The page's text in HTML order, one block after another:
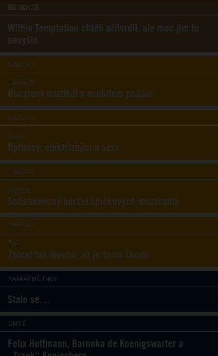
RECENZE
Within Temptation chtěli přitvrdit, ale moc jim to
nevyšlo
NAŽIVO
Laibach
Oscarový muzikál v osobitém podání
NAŽIVO
Slash
Upřímný, elektrizující a sexy
NAŽIVO
Algiers
Sofistikovaný bordel špičkových muzikantů
NAŽIVO
Zaz
Zpívat tak dlouho, až je to na škodu
PAMÁTNÉ DNY
Stalo se…
ENTÉ
Felix Hoffmann, Baronka de Koenigswarter a